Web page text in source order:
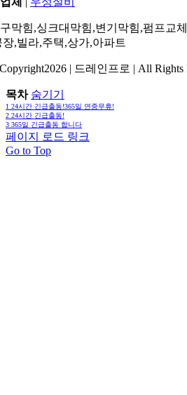
막힘,싱크대막힘,변기막힘,펌프교
장,빌라,주택,상가,아파트
| 드레인프로 | All Rights
목차 숨기기
1 24시간 긴급출동!365일 연중무휴!
2 24시간 긴급출동!
3 365일 긴급출동 합니다
페이지 로드 링크
Go to Top